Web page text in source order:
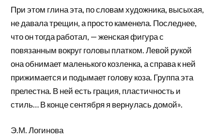
При этом глина эта, по словам художника, высыхая,
не давала трещин, а просто каменела. Последнее,
что он тогда работал, — женская фигура с
повязанным вокруг головы платком. Левой рукой
она обнимает маленького козленка, а справа к ней
прижимается и подымает голову коза. Группа эта
прелестна. В ней есть грация, пластичность и
стиль… В конце сентября я вернулась домой».
Э.М. Логинова